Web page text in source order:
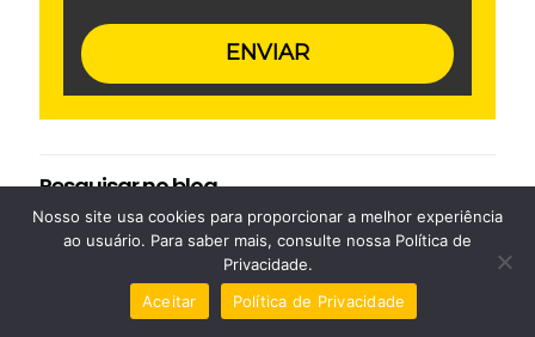
ENVIAR
Pesquisar no blog
Nosso site usa cookies para proporcionar a melhor experiência
ao usuário. Para saber mais, consulte nossa Política de
Privacidade.
Aceitar
Política de Privacidade